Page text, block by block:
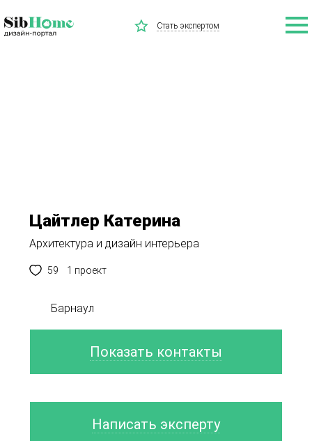
Стать экспертом
Цайтлер Катерина
Архитектура и дизайн интерьера
59 1 проект
Барнаул
Показать контакты
Написать эксперту